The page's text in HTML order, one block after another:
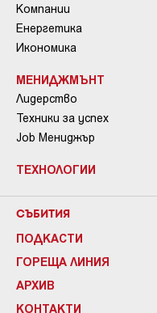
Компании
Енергетика
Икономика
МЕНИДЖМЪНТ
Лидерство
Техники за успех
Job Мениджър
ТЕХНОЛОГИИ
СЪБИТИЯ
ПОДКАСТИ
ГОРЕЩА ЛИНИЯ
АРХИВ
КОНТАКТИ